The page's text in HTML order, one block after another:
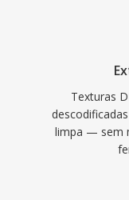
Texturas
limpa — sem